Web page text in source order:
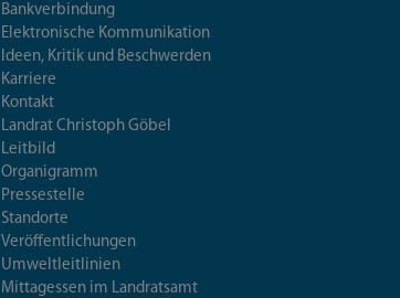
Bankverbindung
Elektronische Kommunikation
Ideen, Kritik und Beschwerden
Karriere
Kontakt
Landrat Christoph Göbel
Leitbild
Organigramm
Pressestelle
Standorte
Veröffentlichungen
Umweltleitlinien
Mittagessen im Landratsamt